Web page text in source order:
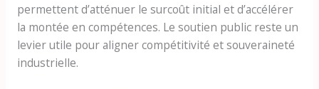
permettent d’atténuer le surcoût initial et d’accélérer
la montée en compétences. Le soutien public reste un
levier utile pour aligner compétitivité et souveraineté
industrielle.